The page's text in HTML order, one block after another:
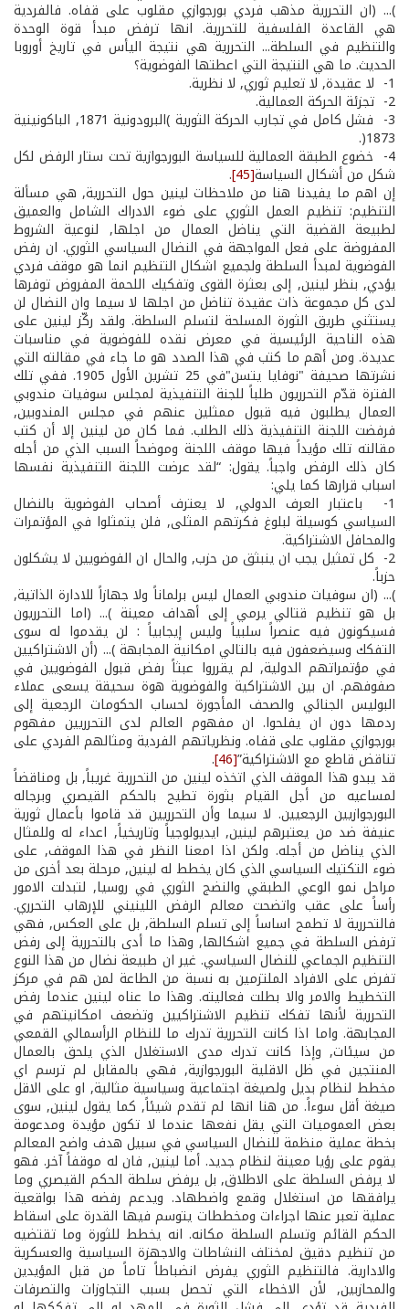
)... (ان التحررية مذهب فردي بورجوازي مقلوب على قفاه. فالفردية
هي القاعدة الفلسفية للتحررية. انها ترفض مبدأ قوة الوحدة
والتنظيم في السلطة... التحررية هي نتيجة اليأس في تاريخ أوروبا
الحديث. ما هي النتيجة التي اعطتها الفوضوية؟
1­- لا عقيدة, لا تعليم ثوري, لا نظرية.
2­- تجزئة الحركة العمالية.
3­- فشل كامل في تجارب الحركة الثورية )البرودونية 1871, الباكونينية
1873(.
4­- خضوع الطبقة العمالية للسياسة البورجوازية تحت ستار الرفض لكل
شكل من أشكال السياسة[45]
.
إن اهم ما يفيدنا هنا من ملاحظات لينين حول التحررية, هي مسألة
التنظيم: تنظيم العمل الثوري على ضوء الادراك الشامل والعميق
لطبيعة القضية التي يناضل العمال من اجلها, لنوعية الشروط
المفروضة على فعل المواجهة في النضال السياسي الثوري. ان رفض
الفوضوية لمبدأ السلطة ولجميع اشكال التنظيم انما هو موقف فردي
يؤدي, بنظر لينين, إلى بعثرة القوى وتفكيك اللحمة المفروض توفرها
لدى كل مجموعة ذات عقيدة تناضل من اجلها لا سيما وان النضال لن
يستثني طريق الثورة المسلحة لتسلم السلطة. ولقد ركّز لينين على
هذه الناحية الرئيسية في معرض نقده للفوضوية في مناسبات
عديدة. ومن أهم ما كتب في هذا الصدد هو ما جاء في مقالته التي
نشرتها صحيفة "نوفايا يتسن"في 25 تشرين الأول 1905. ففي تلك
الفترة قدّم التحرريون طلباً للجنة التنفيذية لمجلس سوفيات مندوبي
العمال يطلبون فيه قبول ممثلين عنهم في مجلس المندوبين,
فرفضت اللجنة التنفيذية ذلك الطلب. فما كان من لينين إلا أن كتب
مقالته تلك مؤيداً فيها موقف اللجنة وموضحاً السبب الذي من أجله
كان ذلك الرفض واجباً. يقول: “لقد عرضت اللجنة التنفيذية نفسها
اسباب قرارها كما يلي:
1­- باعتبار العرف الدولي, لا يعترف أصحاب الفوضوية بالنضال
السياسي كوسيلة لبلوغ فكرتهم المثلى, فلن يتمثلوا في المؤتمرات
والمحافل الاشتراكية.
2­- كل تمثيل يجب ان ينبثق من حزب, والحال ان الفوضويين لا يشكلون
حزباً.
)... (ان سوفيات مندوبي العمال ليس برلماناً ولا جهازاً للادارة الذاتية,
بل هو تنظيم قتالي يرمي إلى أهداف معينة )... (اما التحرريون
فسيكونون فيه عنصراً سلبياً وليس إيجابياً : لن يقدموا له سوى
التفكك وسيضعفون فيه بالتالي امكانية المجابهة )... (أن الاشتراكيين
في مؤتمراتهم الدولية, لم يقرروا عبثاً رفض قبول الفوضويين في
صفوفهم. ان بين الاشتراكية والفوضوية هوة سحيقة يسعى عملاء
البوليس الجنائي والصحف المأجورة لحساب الحكومات الرجعية إلى
ردمها دون ان يفلحوا. ان مفهوم العالم لدى التحرريين مفهوم
بورجوازي مقلوب على قفاه. ونظرياتهم الفردية ومثالهم الفردي على
تناقض قاطع مع الاشتراكية”[46]
.
قد يبدو هذا الموقف الذي اتخذه لينين من التحررية غريباً, بل ومناقضاً
لمساعيه من أجل القيام بثورة تطيح بالحكم القيصري وبرجاله
البورجوازيين الرجعيين. لا سيما وأن التحرريين قد قاموا بأعمال ثورية
عنيفة ضد من يعتبرهم لينين, ايديولوجياً وتاريخياً, اعداء له وللمثال
الذي يناضل من أجله. ولكن اذا امعنا النظر في هذا الموقف, على
ضوء التكتيك السياسي الذي كان يخطط له لينين, مرحلة بعد أخرى من
مراحل نمو الوعي الطبقي والنضج الثوري في روسيا, لتبدلت الامور
رأساً على عقب واتضحت معالم الرفض اللينيني للإرهاب التحرري.
فالتحررية لا تطمح اساساً إلى تسلم السلطة, بل على العكس, فهي
ترفض السلطة في جميع اشكالها, وهذا ما أدى بالتحررية إلى رفض
التنظيم الجماعي للنضال السياسي. غير ان طبيعة نضال من هذا النوع
تفرض على الافراد الملتزمين به نسبة من الطاعة لمن هم في مركز
التخطيط والامر والا بطلت فعاليته. وهذا ما عناه لينين عندما رفض
التحررية لأنها تفكك تنظيم الاشتراكيين وتضعف امكانيتهم في
المجابهة. واما اذا كانت التحررية تدرك ما للنظام الرأسمالي القمعي
من سيئات, وإذا كانت تدرك مدى الاستغلال الذي يلحق بالعمال
المنتجين في ظل الاقلية البورجوازية, فهي بالمقابل لم ترسم اي
مخطط لنظام بديل ولصيغة اجتماعية وسياسية مثالية, او على الاقل
صيغة أقل سوءاً. من هنا انها لم تقدم شيئاً, كما يقول لينين, سوى
بعض العموميات التي يقل نفعها عندما لا تكون مؤيدة ومدعومة
بخطة عملية منظمة للنضال السياسي في سبيل هدف واضح المعالم
يقوم على رؤيا معينة لنظام جديد. أما لينين, فان له موقفاً آخر. فهو
لا يرفض السلطة على الاطلاق, بل يرفض سلطة الحكم القيصري وما
يرافقها من استغلال وقمع واضطهاد. ويدعم رفضه هذا بواقعية
عملية تعبر عنها اجراءات ومخططات يتوسم فيها القدرة على اسقاط
الحكم القائم وتسلم السلطة مكانه. انه يخطط للثورة وما تقتضيه
من تنظيم دقيق لمختلف النشاطات والاجهزة السياسية والعسكرية
والادارية. فالتنظيم الثوري يفرض انضباطاً تاماً من قبل المؤيدين
والمحازبين, لأن الاخطاء التي تحصل بسبب التجاوزات والتصرفات